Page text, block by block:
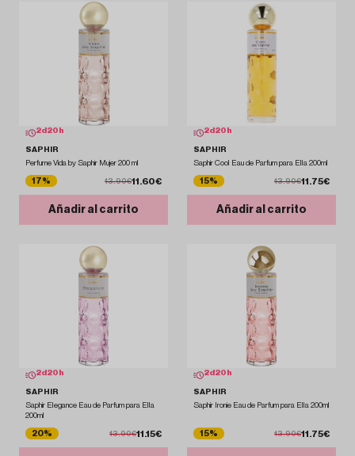
2d 20 h
SAPHIR
Perfume Vida by Saphir Mujer 200 ml
17% 13.90€11.60€
Añadir al carrito
2d 20 h
SAPHIR
Saphir Cool Eau de Parfum para Ella 200ml
15% 13.90€11.75€
Añadir al carrito
2d 20 h
SAPHIR
Saphir Elegance Eau de Parfum para Ella
200ml
20% 13.90€11.15€
2d 20 h
SAPHIR
Saphir Ironie Eau de Parfum para Ella 200ml
15% 13.90€11.75€